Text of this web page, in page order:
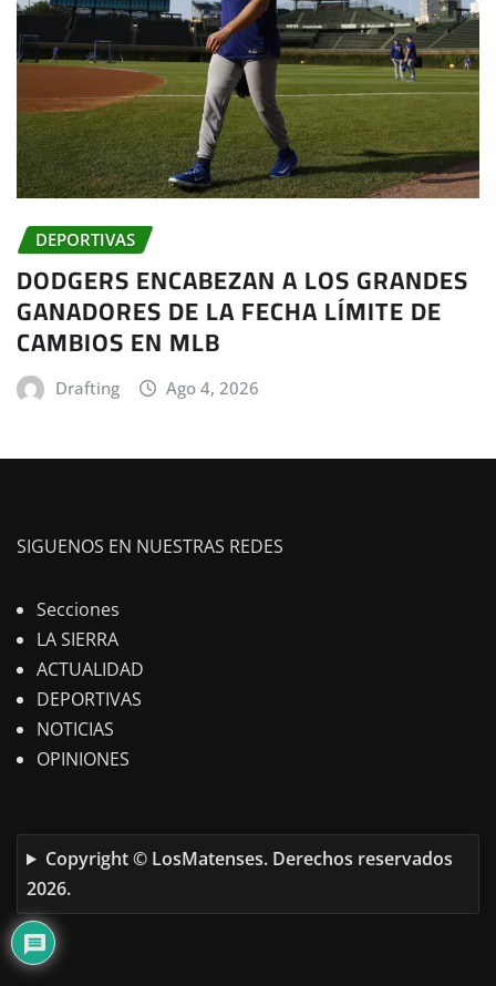
DEPORTIVAS
DODGERS ENCABEZAN A LOS GRANDES
GANADORES DE LA FECHA LÍMITE DE
CAMBIOS EN MLB
Drafting Ago 4, 2026
SIGUENOS EN NUESTRAS REDES
Secciones
LA SIERRA
ACTUALIDAD
DEPORTIVAS
NOTICIAS
OPINIONES
Copyright © LosMatenses. Derechos reservados
2026.